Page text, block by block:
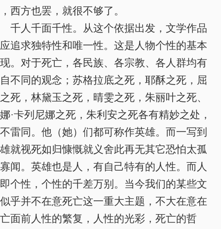
西方也罢，就很不够了 。
千人千面千性。从这个依据出发，文学作品
追求独特性和唯一性。 这是人物个性的基本
。对于死亡，各民族、各宗教、各人群均有
不同的观念；苏格拉底之死，耶酥之死，屈
死，林黛玉之死，晴雯之死，朱丽叶之死、
·卡列尼娜之死，朱利安之死各有精妙之处，
雷同。他（她）们都可称作英雄。而一写到
就视死如归慷慨就义舍此再无其它恐怕太孤
闻。英雄也是人，有自己特有的人性。而人
个性 ， 个性的千差万别 。当今我们的某些文
乎并不在意死亡这一重大主题，不大在意在
面前人性的繁复，人性的光彩，死亡的哲